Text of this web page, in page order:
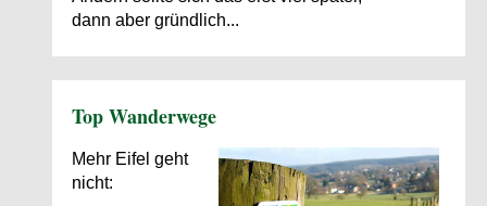
dann aber gründlich...
Top Wanderwege
Mehr Eifel geht
nicht: